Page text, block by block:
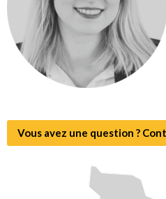
Vous avez une question ?